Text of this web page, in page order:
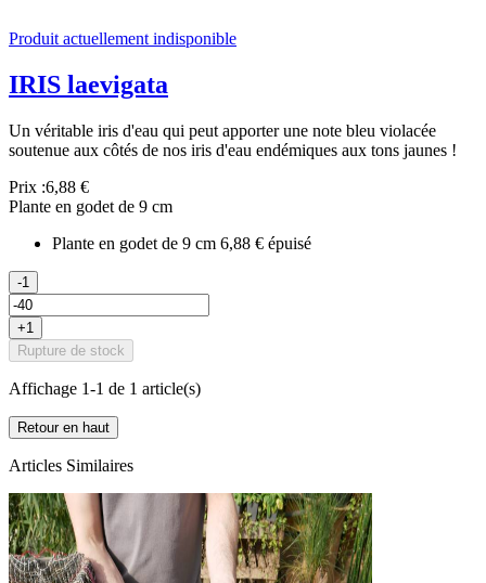
Produit actuellement indisponible
IRIS laevigata
Un véritable iris d'eau qui peut apporter une note bleu violacée
soutenue aux côtés de nos iris d'eau endémiques aux tons jaunes !
Prix :6,88 €
Plante en godet de 9 cm
Plante en godet de 9 cm 6,88 € épuisé
-1
+1
Rupture de stock
Affichage 1-1 de 1 article(s)
Retour en haut
Articles Similaires